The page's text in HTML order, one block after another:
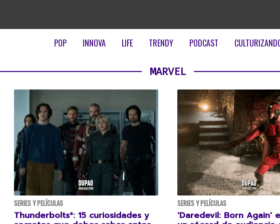
POP INNOVA LIFE TRENDY PODCAST
MARVEL
SERIES Y PELÍCULAS
Thunderbolts*: 15 curiosidades y
SERIES Y PELÍCULAS
'Daredevil: Born Again'